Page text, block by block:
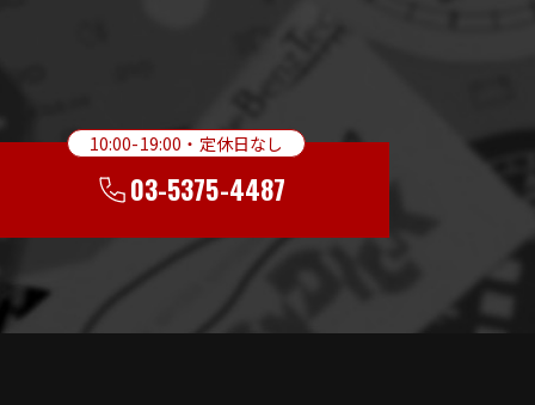
10:00-19:00・定休日なし
03-5375-4487